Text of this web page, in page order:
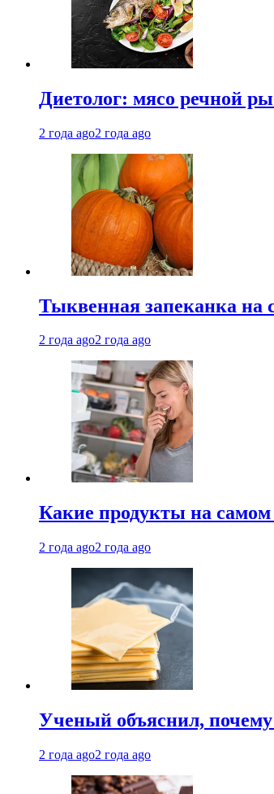
Диетолог: мясо речной
2 года ago2 года ago
Тыквенная запеканка на
2 года ago2 года ago
Какие продукты на самом
2 года ago2 года ago
Ученый объяснил,
2 года ago2 года ago